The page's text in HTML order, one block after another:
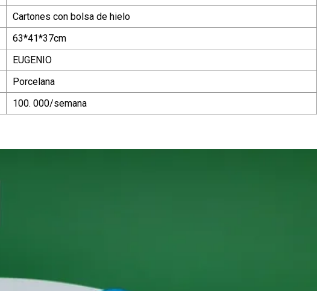
Cartones con bolsa de hielo
63*41*37cm
EUGENIO
Porcelana
100. 000/semana